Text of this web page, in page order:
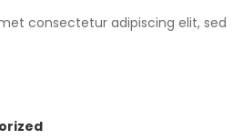
consectetur adipiscing elit, sed